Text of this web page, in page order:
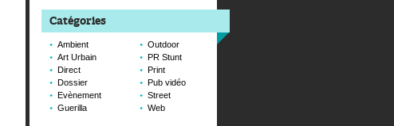
Catégories
Ambient
Art Urbain
Direct
Dossier
Evènement
Guerilla
Outdoor
PR Stunt
Print
Pub vidéo
Street
Web